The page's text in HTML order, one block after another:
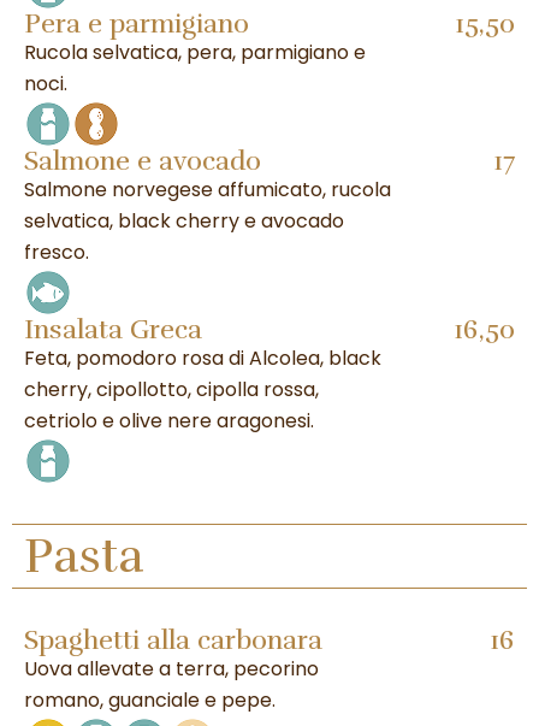
Pera e parmigiano
Rucola selvatica, pera, parmigiano e
noci.
15,50
Salmone e avocado
Salmone norvegese affumicato, rucola
selvatica, black cherry e avocado
fresco.
17
Insalata Greca
Feta, pomodoro rosa di Alcolea, black
cherry, cipollotto, cipolla rossa,
cetriolo e olive nere aragonesi.
16,50
Pasta
Spaghetti alla carbonara
Uova allevate a terra, pecorino
romano, guanciale e pepe.
16